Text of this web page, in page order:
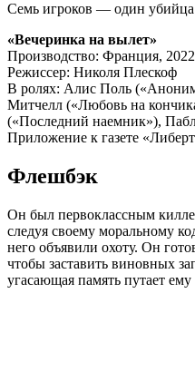
Семь игроков — один
«Вечеринка на вылет»
Производство: Франция,
Режиссер: Николя Плескоф
В ролях: Алис Поль
Митчелл («Любовь на
(«Последний наемник»),
Приложение к газете
Флешбэк
Он был первоклассным
следуя своему моральному
него объявили охоту. Он
чтобы заставить виновных
угасающая память путает ему